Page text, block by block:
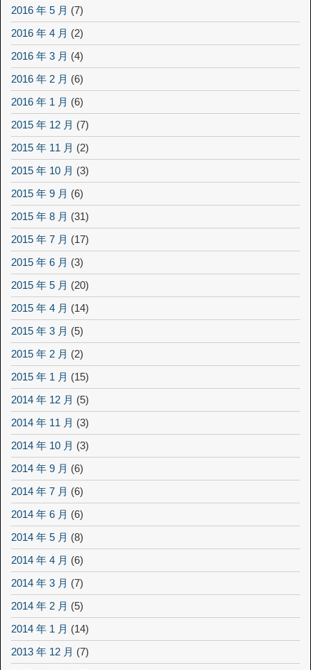
2016 年 5 月 (7)
2016 年 4 月 (2)
2016 年 3 月 (4)
2016 年 2 月 (6)
2016 年 1 月 (6)
2015 年 12 月 (7)
2015 年 11 月 (2)
2015 年 10 月 (3)
2015 年 9 月 (6)
2015 年 8 月 (31)
2015 年 7 月 (17)
2015 年 6 月 (3)
2015 年 5 月 (20)
2015 年 4 月 (14)
2015 年 3 月 (5)
2015 年 2 月 (2)
2015 年 1 月 (15)
2014 年 12 月 (5)
2014 年 11 月 (3)
2014 年 10 月 (3)
2014 年 9 月 (6)
2014 年 7 月 (6)
2014 年 6 月 (6)
2014 年 5 月 (8)
2014 年 4 月 (6)
2014 年 3 月 (7)
2014 年 2 月 (5)
2014 年 1 月 (14)
2013 年 12 月 (7)